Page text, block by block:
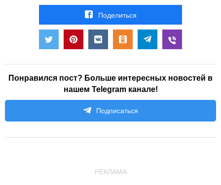
Поделиться
Понравился пост? Больше интересных новостей в
нашем Telegram канале!
Подписаться
РЕКЛАМА